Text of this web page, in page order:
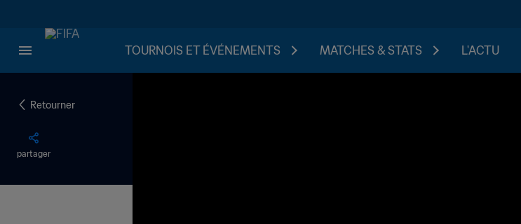
TOURNOIS ET ÉVÉNEMENTS MATCHES & STATS L'ACTU
Retourner
partager